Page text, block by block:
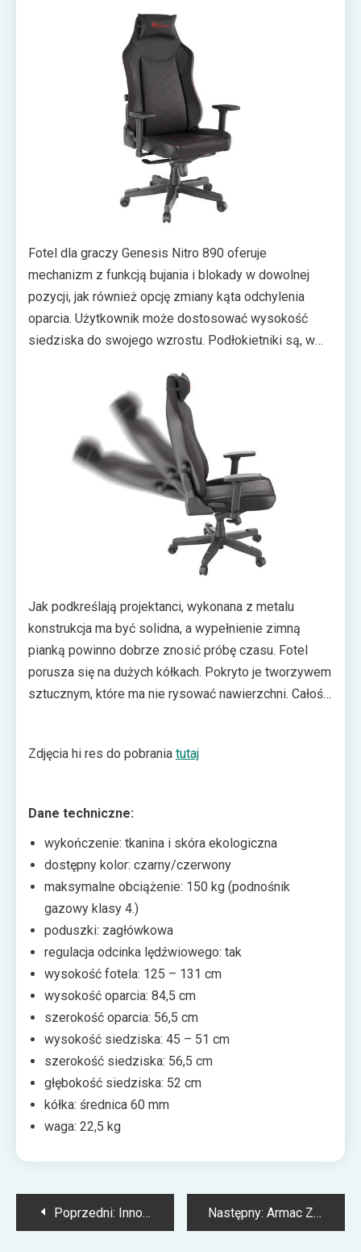
odcinka lędźwiowego i obecności ergonomicznej
poduszki zagłówkowej, wszystkie newralgiczne
partie ciała powinny mieć optymalne podparcie.
Fotel dla graczy Genesis Nitro 890 oferuje
mechanizm z funkcją bujania i blokady w dowolnej
pozycji, jak również opcję zmiany kąta odchylenia
oparcia. Użytkownik może dostosować wysokość
siedziska do swojego wzrostu. Podłokietniki są, w
kierunkach. Szerokie siedzisko ozdobione
czerwonymi przeszyciami i wstawkami z ekoskóry,
osadzono na podnośniku zdolnym unieść do 150
kilogramów.
Jak podkreślają projektanci, wykonana z metalu
konstrukcja ma być solidna, a wypełnienie zimną
pianką powinno dobrze znosić próbę czasu. Fotel
porusza się na dużych kółkach. Pokryto je tworzywem
sztucznym, które ma nie rysować nawierzchni. Całość
Genesis Nitro 890 trafi do sprzedaży już w
Zdjęcia hi res do pobrania tutaj
Dane techniczne:
wykończenie: tkanina i skóra ekologiczna
dostępny kolor: czarny/czerwony
maksymalne obciążenie: 150 kg (podnośnik
gazowy klasy 4.)
poduszki: zagłówkowa
regulacja odcinka lędźwiowego: tak
wysokość fotela: 125 – 131 cm
wysokość oparcia: 84,5 cm
szerokość oparcia: 56,5 cm
wysokość siedziska: 45 – 51 cm
szerokość siedziska: 56,5 cm
głębokość siedziska: 52 cm
kółka: średnica 60 mm
waga: 22,5 kg
Nawigacja
Poprzedni: Inno3D GeForce RTX 3080 TwinX2 OC – topowe osiągi w minimalistycznej formie Następny: Armac Z5: sprzęt elektroniczny pod ochroną